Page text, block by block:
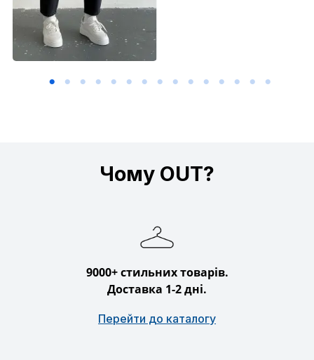
Чому OUT?
9000+ стильних товарів.
Доставка 1-2 дні.
Перейти до каталогу